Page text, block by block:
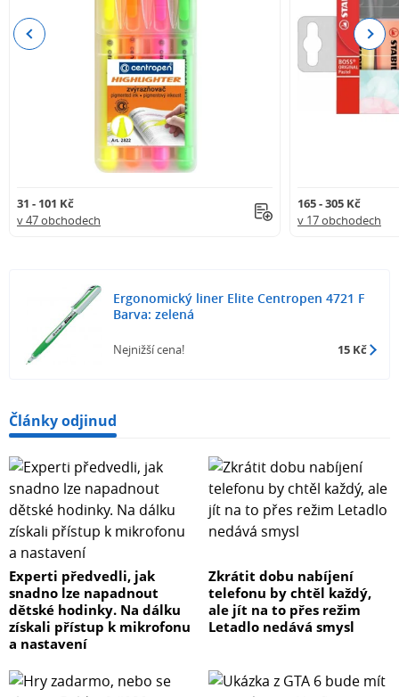
31 - 101 Kč
v 47 obchodech
165 - 305 Kč
v 17 obchodech
Previous Next
Ergonomický liner Elite Centropen 4721 F
Barva: zelená
Nejnižší cena! 15 Kč
Články odjinud
Experti předvedli, jak
snadno lze napadnout
dětské hodinky. Na dálku
získali přístup k mikrofonu
a nastavení
Zkrátit dobu nabíjení
telefonu by chtěl každý,
ale jít na to přes režim
Letadlo nedává smysl